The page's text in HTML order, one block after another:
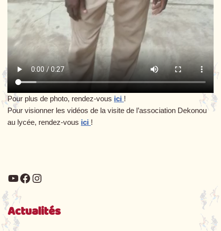
Pour plus de photo, rendez-vous ici !
Pour visionner les vidéos de la visite de l’association Dekonou
au lycée, rendez-vous ici !
Actualités